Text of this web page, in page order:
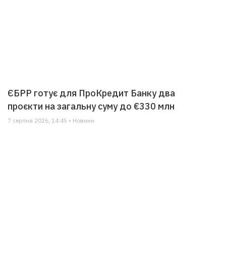
ЄБРР готує для ПроКредит Банку два
проєкти на загальну суму до €330 млн
7 серпня 2026, 14:45 • Новини